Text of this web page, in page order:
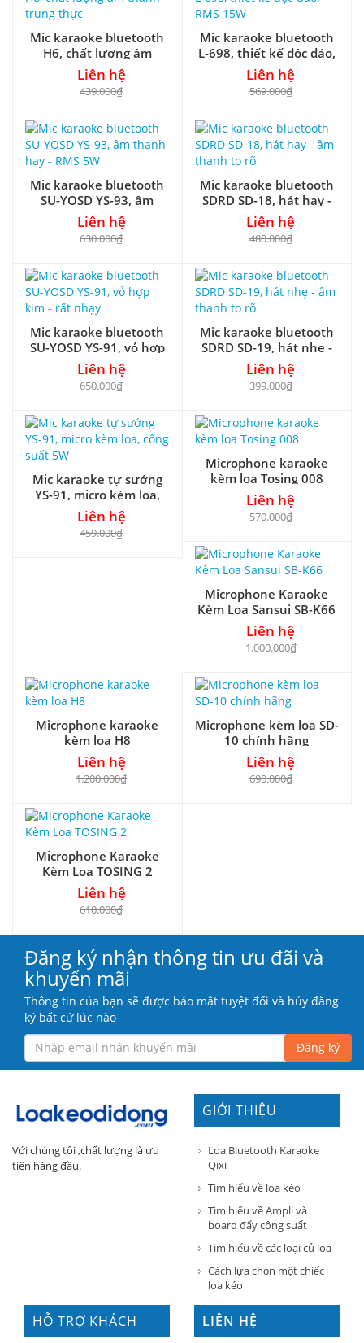
Mic karaoke bluetooth
H6, chất lượng âm
thanh trung thực
Liên hệ
439.000₫
Mic karaoke bluetooth
L-698, thiết kế độc đáo,
RMS 15W
Liên hệ
569.000₫
Mic karaoke bluetooth
SU-YOSD YS-93, âm
thanh hay - RMS 5W
Liên hệ
630.000₫
Mic karaoke bluetooth
SDRD SD-18, hát hay -
âm thanh to rõ
Liên hệ
480.000₫
Mic karaoke bluetooth
SU-YOSD YS-91, vỏ hợp
kim - rất nhạy
Liên hệ
650.000₫
Mic karaoke bluetooth
SDRD SD-19, hát nhẹ -
âm thanh to rõ
Liên hệ
399.000₫
Mic karaoke tự sướng
YS-91, micro kèm loa,
công suất 5W
Liên hệ
459.000₫
Microphone karaoke
kèm loa Tosing 008
Liên hệ
570.000₫
Microphone Karaoke
Kèm Loa Sansui SB-K66
Liên hệ
1.000.000₫
Microphone karaoke
kèm loa H8
Liên hệ
1.200.000₫
Microphone kèm loa SD-
10 chính hãng
Liên hệ
690.000₫
Microphone Karaoke
Kèm Loa TOSING 2
Liên hệ
610.000₫
Đăng ký nhận thông tin ưu đãi và
khuyến mãi
Thông tin của bạn sẽ được bảo mật tuyệt đối và hủy đăng
ký bất cứ lúc nào
Đăng ký
Với chúng tôi ,chất lượng là ưu
tiên hàng đầu.
GIỚI THIỆU
Loa Bluetooth Karaoke
Qixi
Tìm hiểu về loa kéo
Tìm hiểu về Ampli và
board đẩy công suất
Tìm hiểu về các loại củ loa
Cách lựa chọn một chiếc
loa kéo
HỖ TRỢ KHÁCH
LIÊN HỆ